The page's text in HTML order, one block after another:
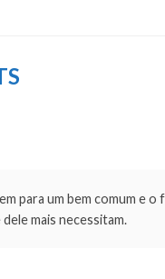
para um bem comum e o
mais necessitam.